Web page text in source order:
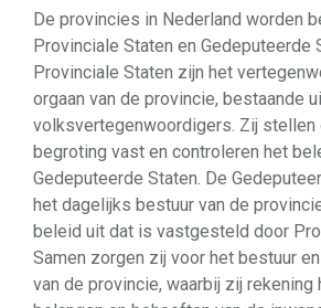
De provincies in Nederland worden
Provinciale Staten en Gedeputeerde
Provinciale Staten zijn het
orgaan van de provincie, bestaande
volksvertegenwoordigers. Zij stellen
begroting vast en controleren het
Gedeputeerde Staten. De
het dagelijks bestuur van de
beleid uit dat is vastgesteld door
Samen zorgen zij voor het bestuur
van de provincie, waarbij zij rekening